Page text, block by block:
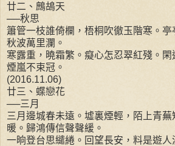
廿二、鷓鴣天
──秋思
簫管一枝誰倚欄，梧桐吹徹玉階寒。
秋波萬里瀾。
寒露重，曉霜繁。癡心怎忍翠紅殘。
煙嵐不束冠。
(2016.11.06)
廿三、蝶戀花
──三月
三月邊城春未遠。墟裏煙輕，陌上青蕪
暖。歸鴻傳信聲聲緩。
一晌登台思繾綣。回望長安，料是遊人